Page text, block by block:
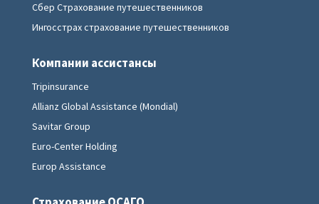
Сбер Страхование путешественников
Ингосстрах страхование путешественников
Компании ассистансы
Tripinsurance
Allianz Global Assistance (Mondial)
Savitar Group
Euro-Center Holding
Europ Assistance